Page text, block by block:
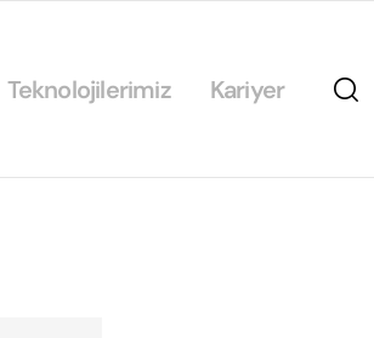
Teknolojilerimiz Kariyer